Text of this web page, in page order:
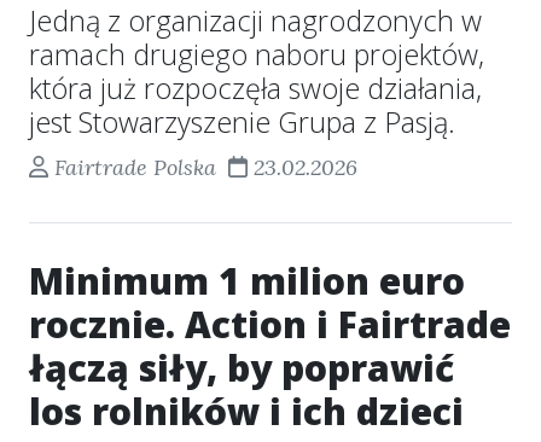
Jedną z organizacji nagrodzonych w
ramach drugiego naboru projektów,
która już rozpoczęła swoje działania,
jest Stowarzyszenie Grupa z Pasją.
Fairtrade Polska 23.02.2026
Minimum 1 milion euro
rocznie. Action i Fairtrade
łączą siły, by poprawić
los rolników i ich dzieci